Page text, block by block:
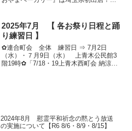
素材を生かしたパンの数々が用意されま
す。詳しくはコ...
2025年7月 【 各お祭り日程と踊
り練習日 】
✿連合町会 全体 練習日 ⇒ 7月2日
（水）・７月9日（水） 上青木公民館3
階19時✿「7/18・19上青木西町会 納涼盆
2024年8月 慰霊平和祈念の黙とう放送
の実施について【R6 8/6・8/9・8/15】